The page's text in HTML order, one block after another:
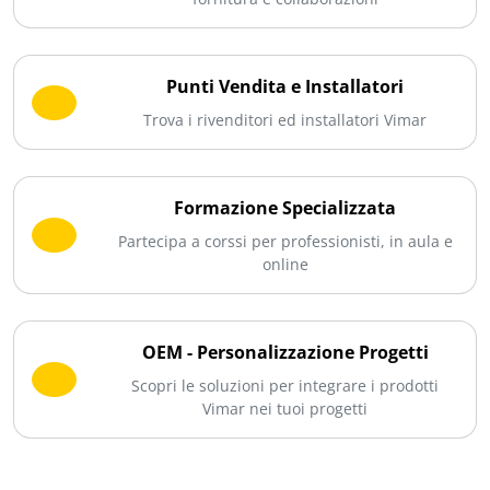
Punti Vendita e Installatori
Trova i rivenditori ed installatori Vimar
Formazione Specializzata
Partecipa a corssi per professionisti, in aula e
online
OEM - Personalizzazione Progetti
Scopri le soluzioni per integrare i prodotti
Vimar nei tuoi progetti